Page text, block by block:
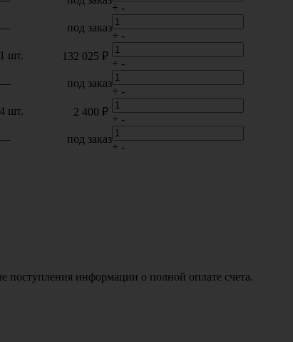
+ -
— под заказ
+ -
1 шт. 132 025 ₽
+ -
— под заказ
+ -
4 шт. 2 400 ₽
+ -
— под заказ
+ -
поступления информации о полной оплате счета.